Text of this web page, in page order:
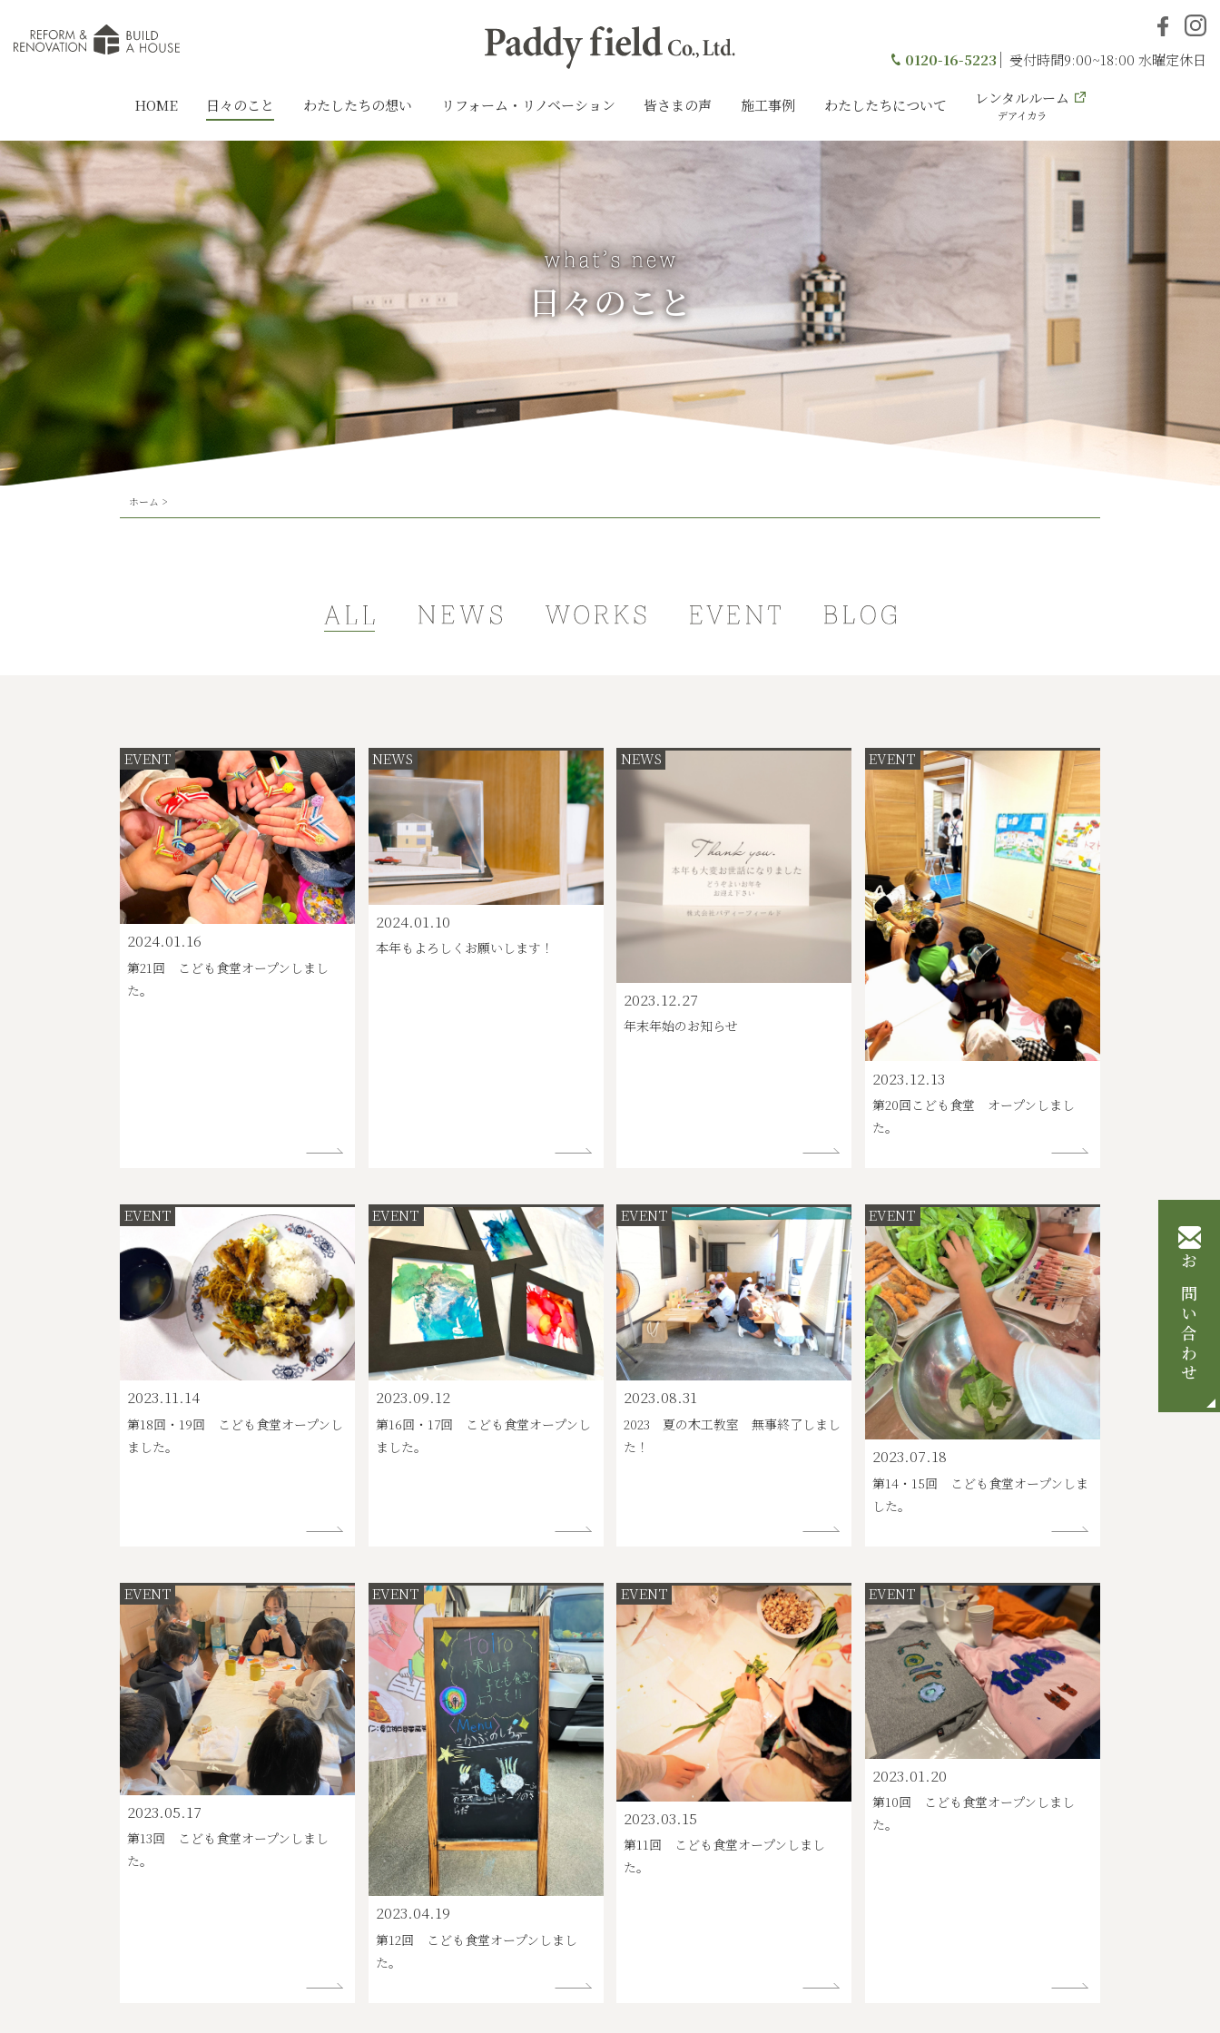
0120-16-5223 受付時間9:00~18:00 水曜定休日
HOME 日々のこと わたしたちの想い リフォーム・リノベーション 皆さまの声 施工事例 わたしたちについて レンタルルーム
デアイカラ
お問い合わせ
日々のこと
ホーム >
EVENT
2024.01.16
第21回 こども食堂オープンしまし
た。
NEWS
2024.01.10
本年もよろしくお願いします！
NEWS
2023.12.27
年末年始のお知らせ
EVENT
2023.12.13
第20回こども食堂 オープンしまし
た。
EVENT
2023.11.14
第18回・19回 こども食堂オープンし
ました。
EVENT
2023.09.12
第16回・17回 こども食堂オープンし
ました。
EVENT
2023.08.31
2023 夏の木工教室 無事終了しまし
た！
EVENT
2023.07.18
第14・15回 こども食堂オープンしま
した。
EVENT
2023.05.17
第13回 こども食堂オープンしまし
た。
EVENT
2023.04.19
第12回 こども食堂オープンしまし
た。
EVENT
2023.03.15
第11回 こども食堂オープンしまし
た。
EVENT
2023.01.20
第10回 こども食堂オープンしまし
た。